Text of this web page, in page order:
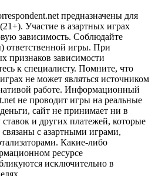
предназначены для
Участие в азартных играх
зависимость. Соблюдайте
ответственной игры. При
признаков зависимости
к специалисту. Помните, что
не может являться источником
работе. Информационный
не проводит игры на реальные
сайт не принимает ни в
и других платежей, которые
с азартными играми,
Какие-либо
ресурсе
исключительно в